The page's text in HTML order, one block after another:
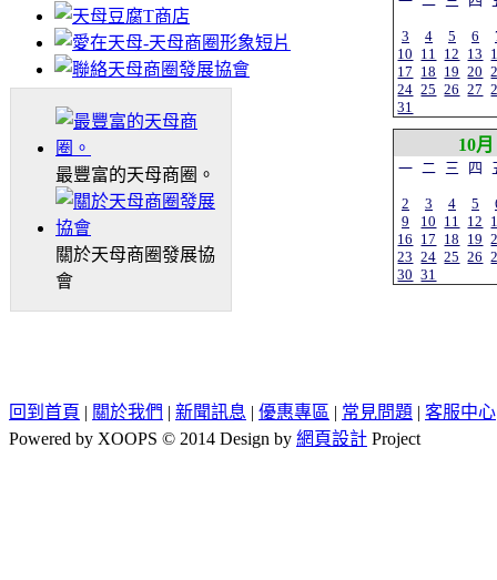
最豐富的天母商圈。
關於天母商圈發展協
會
3 4 5 6
10 11 12 13
17 18 19 20
24 25 26 27
31
10月
一 二 三 四
2 3 4 5
9
10 11 12
16 17 18 19
23 24 25 26
30 31
回到首頁 | 關於我們 | 新聞訊息 | 優惠專區 | 常見問題 | 客服中心
Powered by XOOPS © 2014 Design by 網頁設計 Project